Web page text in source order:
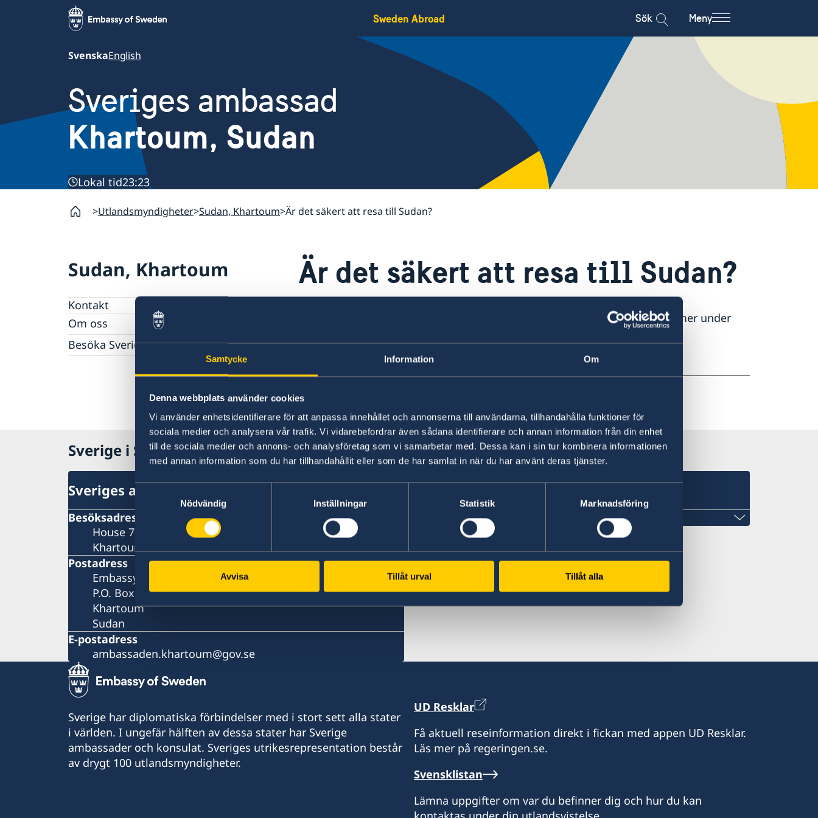
Samtycke Information Om
Denna webbplats använder cookies
Vi använder enhetsidentifierare för att anpassa innehållet och annonserna till användarna, tillhandahålla funktioner för
sociala medier och analysera vår trafik. Vi vidarebefordrar även sådana identifierare och annan information från din enhet
till de sociala medier och annons- och analysföretag som vi samarbetar med. Dessa kan i sin tur kombinera informationen
med annan information som du har tillhandahållit eller som de har samlat in när du har använt deras tjänster.
Samtyckesval
Nödvändig
Inställningar Statistik Marknadsföring
Avvisa Tillåt urval Tillåt alla
Sweden Abroad Sök Meny
SvenskaEnglish
Sveriges ambassad
Khartoum, Sudan
Lokal tid23:23
Utlandsmyndigheter Sudan, Khartoum Är det säkert att resa till Sudan?
Sudan, Khartoum
Kontakt
Om oss
Ambassadens personal
GDPR
Besöka Sverige eller Norge
Allmän information om Schengenviseringar
Information för avslagna viseringar
Är det säkert att resa till Sudan?
Det finns en avrådan från Utrikesdepartementet från resor till Sudan, läs mer under
Svenska medborgare som befinner sig i Sudan bör snarast lämna landet.
Senast uppdaterad 07 dec. 2017, 15.45
Sverige i Sudan
Sveriges ambassad
Besöksadress
House 70, Street 43,
Khartoum 2, Khartoum
Postadress
Embassy of Sweden
P.O. Box 2206
Khartoum
Sudan
E-postadress
ambassaden.khartoum@gov.se
augusti 2024.
Konsulära ärenden hänvisas till ambassaden i Addis Abeba.
Schengenviseringar för personer som vistas i Sydsudan
Sverige har diplomatiska förbindelser med i stort sett alla stater
i världen. I ungefär hälften av dessa stater har Sverige
ambassader och konsulat. Sveriges utrikesrepresentation består
av drygt 100 utlandsmyndigheter.
UD Resklar
Få aktuell reseinformation direkt i fickan med appen UD Resklar.
Läs mer på regeringen.se.
Svensklistan
Lämna uppgifter om var du befinner dig och hur du kan